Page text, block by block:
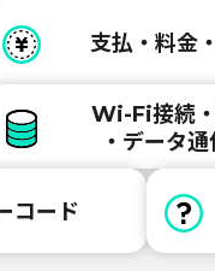
支払・料金
Wi-Fi接続
・データ
コード